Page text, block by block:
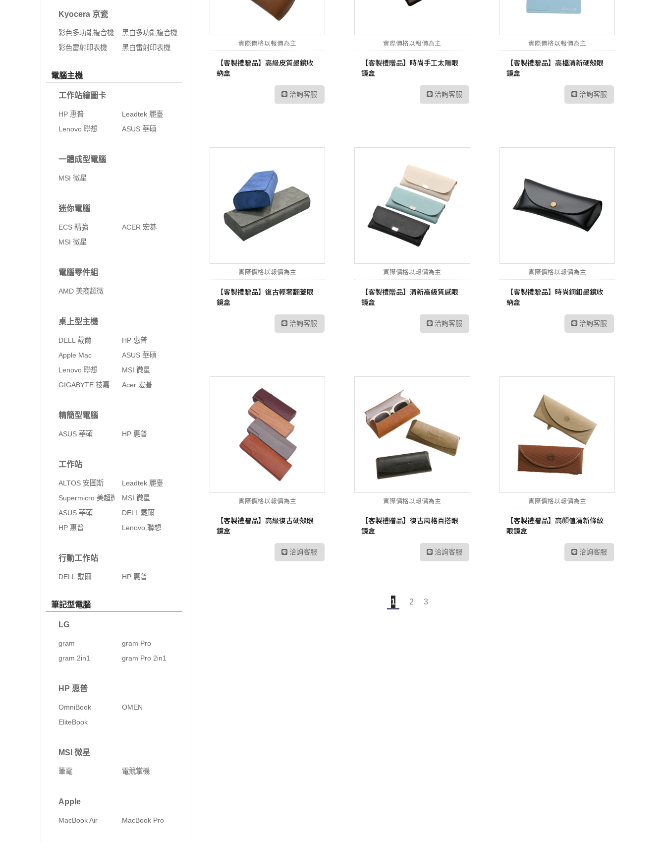
Kyocera 京瓷
彩色多功能複合機
黑白多功能複合機
彩色雷射印表機
黑白雷射印表機
電腦主機
工作站繪圖卡
HP 惠普
Leadtek 麗臺
Lenovo 聯想
ASUS 華碩
一體成型電腦
MSI 微星
迷你電腦
ECS 精強
ACER 宏碁
MSI 微星
電腦零件組
AMD 美商超微
桌上型主機
DELL 戴爾
HP 惠普
Apple Mac
ASUS 華碩
Lenovo 聯想
MSI 微星
GIGABYTE 技嘉
Acer 宏碁
精簡型電腦
ASUS 華碩 HP 惠普
工作站
ALTOS 安圖斯
Leadtek 麗臺
Supermicro 美超微
MSI 微星
ASUS 華碩
DELL 戴爾
HP 惠普
Lenovo 聯想
行動工作站
DELL 戴爾 HP 惠普
筆記型電腦
LG
gram
gram Pro
gram 2in1
gram Pro 2in1
HP 惠普
OmniBook
OMEN
EliteBook
MSI 微星
筆電 電競掌機
Apple
MacBook Air MacBook Pro
實際價格以報價為主
【客製禮贈品】高級皮質墨鏡收
納盒
洽詢客服
實際價格以報價為主
【客製禮贈品】時尚手工太陽眼
鏡盒
洽詢客服
實際價格以報價為主
【客製禮贈品】高檔清新硬殼眼
鏡盒
洽詢客服
實際價格以報價為主
【客製禮贈品】復古輕奢翻蓋眼
鏡盒
洽詢客服
實際價格以報價為主
【客製禮贈品】清新高級質感眼
鏡盒
洽詢客服
實際價格以報價為主
【客製禮贈品】時尚銅釦墨鏡收
納盒
洽詢客服
實際價格以報價為主
【客製禮贈品】高級復古硬殼眼
鏡盒
洽詢客服
實際價格以報價為主
【客製禮贈品】復古風格百搭眼
鏡盒
洽詢客服
實際價格以報價為主
【客製禮贈品】高顏值清新條紋
眼鏡盒
洽詢客服
1 2 3